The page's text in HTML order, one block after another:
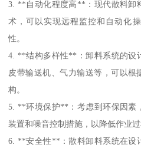
3. **自动化程度高**：现代散料卸
术，可以实现远程监控和自动化
性。
4. **结构多样性**：卸料系统的设
皮带输送机、气力输送等，可以根
构。
5. **环境保护**：考虑到环保因素
装置和噪音控制措施，以降低作业
6. **安全性**：散料卸料系统在设